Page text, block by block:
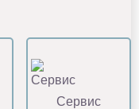
Сервис